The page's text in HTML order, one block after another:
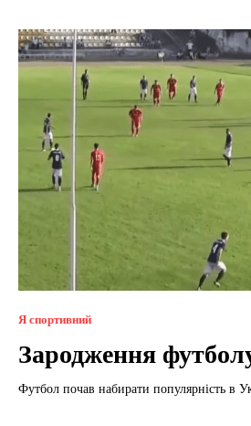
Я спортивний
Зародження
Футбол почав набирати популярність в